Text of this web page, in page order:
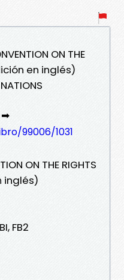
ON THE
en inglés)
➡
99006/1031
ON THE RIGHTS
inglés)
FB2